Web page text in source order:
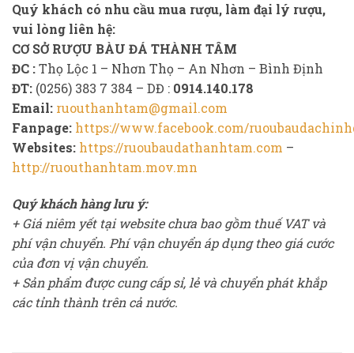
Quý khách có nhu cầu mua rượu, làm đại lý rượu,
vui lòng liên hệ:
CƠ SỞ RƯỢU BÀU ĐÁ THÀNH TÂM
ĐC :Thọ Lộc 1 – Nhơn Thọ – An Nhơn – Bình Định
ĐT: (0256) 383 7 384 – DĐ : 0914.140.178
Email: ruouthanhtam@gmail.com
Fanpage: https://www.facebook.com/
Websites: https://ruoubaudathanhtam.com –
http://ruouthanhtam.mov.mn
Quý khách hàng lưu ý:
+ Giá niêm yết tại website chưa bao gồm thuế VAT và
phí vận chuyển. Phí vận chuyển áp dụng theo giá cước
của đơn vị vận chuyển.
+ Sản phẩm được cung cấp sỉ, lẻ và chuyển phát khắp
các tỉnh thành trên cả nước.